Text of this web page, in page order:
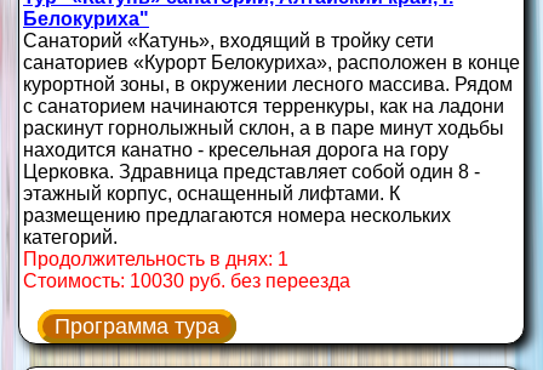
Белокуриха"
Санаторий «Катунь», входящий в тройку сети
санаториев «Курорт Белокуриха», расположен в конце
курортной зоны, в окружении лесного массива. Рядом
с санаторием начинаются терренкуры, как на ладони
раскинут горнолыжный склон, а в паре минут ходьбы
находится канатно - кресельная дорога на гору
Церковка. Здравница представляет собой один 8 -
этажный корпус, оснащенный лифтами. К
размещению предлагаются номера нескольких
категорий.
Продолжительность в днях: 1
Стоимость: 10030 руб. без переезда
Программа тура